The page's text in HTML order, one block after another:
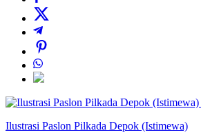
Ilustrasi Paslon Pilkada Depok (Istimewa)